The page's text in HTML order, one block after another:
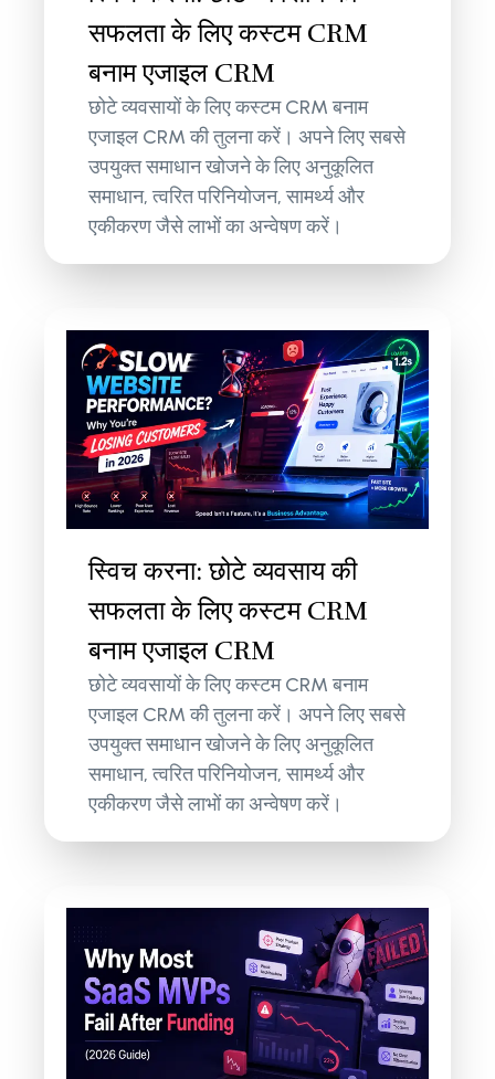
सफलता के लिए कस्टम CRM
बनाम एजाइल CRM
छोटे व्यवसायों के लिए कस्टम CRM बनाम
एजाइल CRM की तुलना करें। अपने लिए सबसे
उपयुक्त समाधान खोजने के लिए अनुकूलित
समाधान, त्वरित परिनियोजन, सामर्थ्य और
एकीकरण जैसे लाभों का अन्वेषण करें।
स्विच करना: छोटे व्यवसाय की
सफलता के लिए कस्टम CRM
बनाम एजाइल CRM
छोटे व्यवसायों के लिए कस्टम CRM बनाम
एजाइल CRM की तुलना करें। अपने लिए सबसे
उपयुक्त समाधान खोजने के लिए अनुकूलित
समाधान, त्वरित परिनियोजन, सामर्थ्य और
एकीकरण जैसे लाभों का अन्वेषण करें।